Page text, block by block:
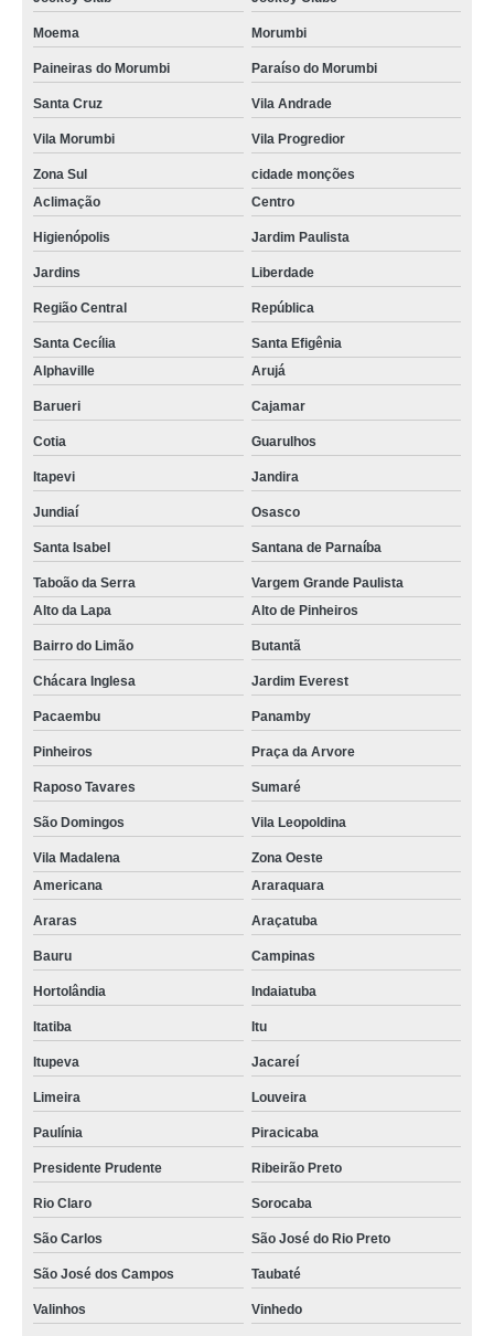
Moema Morumbi
Paineiras do Morumbi Paraíso do Morumbi
Santa Cruz Vila Andrade
Vila Morumbi Vila Progredior
Zona Sul
cidade monções
Aclimação
Centro
Higienópolis Jardim Paulista
Jardins Liberdade
Região Central República
Santa Cecília
Santa Efigênia
Alphaville
Arujá
Barueri Cajamar
Cotia Guarulhos
Itapevi Jandira
Jundiaí Osasco
Santa Isabel Santana de Parnaíba
Taboão da Serra
Vargem Grande Paulista
Alto da Lapa
Alto de Pinheiros
Bairro do Limão Butantã
Chácara Inglesa Jardim Everest
Pacaembu Panamby
Pinheiros Praça da Arvore
Raposo Tavares Sumaré
São Domingos Vila Leopoldina
Vila Madalena
Zona Oeste
Americana
Araraquara
Araras Araçatuba
Bauru Campinas
Hortolândia Indaiatuba
Itatiba Itu
Itupeva Jacareí
Limeira Louveira
Paulínia Piracicaba
Presidente Prudente Ribeirão Preto
Rio Claro Sorocaba
São Carlos São José do Rio Preto
São José dos Campos Taubaté
Valinhos Vinhedo